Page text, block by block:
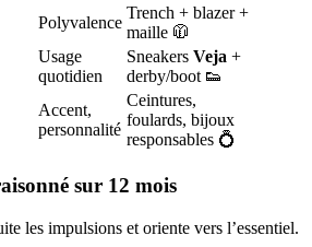
Polyvalence
Trench + blazer +
maille 🧥
Usage
quotidien
Sneakers Veja +
derby/boot 👟
Accent,
personnalité
Ceintures,
foulards, bijoux
responsables 💍
sur 12 mois
les impulsions et oriente vers l’essentiel.